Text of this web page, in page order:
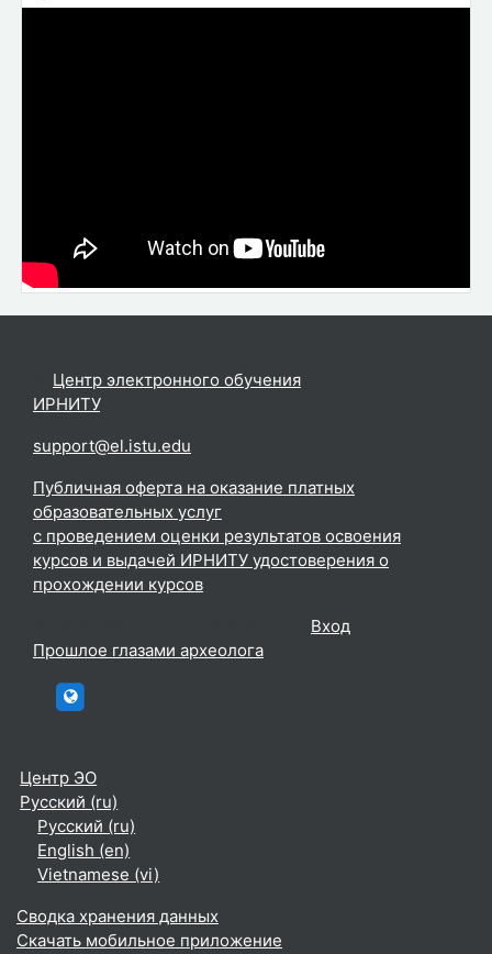
Центр электронного обучения
ИРНИТУ.
support@el.istu.edu
Публичная оферта на оказание платных
образовательных услуг
с проведением оценки результатов освоения
курсов и выдачей ИРНИТУ удостоверения о
прохождении курсов
Вход
Прошлое глазами археолога
Центр ЭО
Русский ‎(ru)‎
Русский ‎(ru)‎
English ‎(en)‎
Vietnamese ‎(vi)‎
Сводка хранения данных
Скачать мобильное приложение